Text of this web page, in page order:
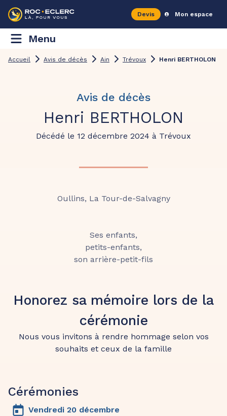
Devis Mon espace
Menu
Accueil Avis de décès Ain Trévoux Henri BERTHOLON
Avis de décès
Henri BERTHOLON
Décédé le 12 décembre 2024 à Trévoux
Oullins, La Tour-de-Salvagny
Ses enfants,
petits-enfants,
son arrière-petit-fils
ont la tristesse de vous faire part du décès de
à l’âge de 86 ans.
Cérémonie vendredi 20 décembre 2024 à 13
Ni plaque, ni fleurs.
Honorez sa mémoire lors de la
cérémonie
Nous vous invitons à rendre hommage selon vos
souhaits et ceux de la famille
Cérémonies
Vendredi 20 décembre